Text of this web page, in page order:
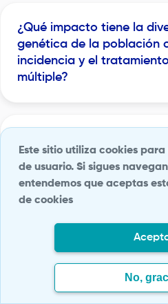
¿Qué impacto tiene la
genética de la población
incidencia y el
múltiple?
del cáncer de mieloma
diferentes regiones
socioeconómicos en
¿Cómo pueden los
telemedicina y la
la atención y el
pacientes con mieloma
Este sitio utiliza cookies
de usuario. Si sigues
entendemos que aceptas
de cookies
No,